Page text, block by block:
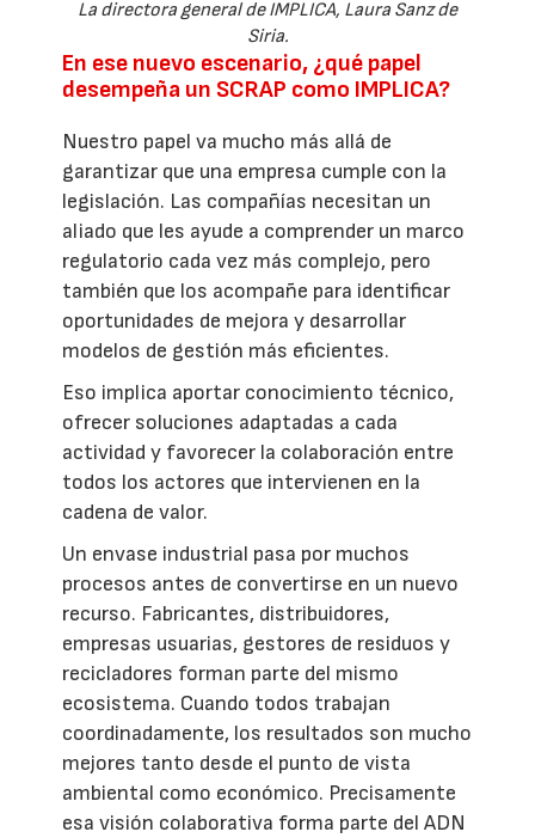
La directora general de IMPLICA, Laura Sanz de
Siria.
En ese nuevo escenario, ¿qué papel
desempeña un SCRAP como IMPLICA?
Nuestro papel va mucho más allá de
garantizar que una empresa cumple con la
legislación. Las compañías necesitan un
aliado que les ayude a comprender un marco
regulatorio cada vez más complejo, pero
también que los acompañe para identificar
oportunidades de mejora y desarrollar
modelos de gestión más eficientes.
Eso implica aportar conocimiento técnico,
ofrecer soluciones adaptadas a cada
actividad y favorecer la colaboración entre
todos los actores que intervienen en la
cadena de valor.
Un envase industrial pasa por muchos
procesos antes de convertirse en un nuevo
recurso. Fabricantes, distribuidores,
empresas usuarias, gestores de residuos y
recicladores forman parte del mismo
ecosistema. Cuando todos trabajan
coordinadamente, los resultados son mucho
mejores tanto desde el punto de vista
ambiental como económico. Precisamente
esa visión colaborativa forma parte del ADN